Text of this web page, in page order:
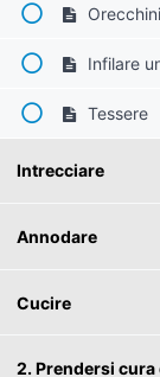
Infilare
Tessere
Intrecciare
Annodare
Cucire
2. Prendersi